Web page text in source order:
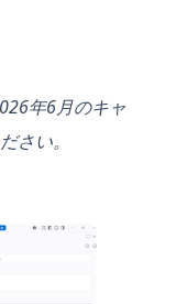
年6月のキャ
さい。